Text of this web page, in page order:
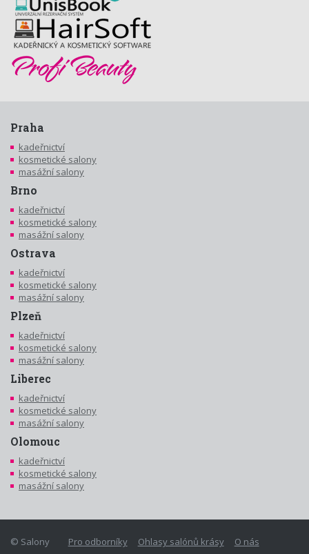
Praha
kadeřnictví
kosmetické salony
masážní salony
Brno
kadeřnictví
kosmetické salony
masážní salony
Ostrava
kadeřnictví
kosmetické salony
masážní salony
Plzeň
kadeřnictví
kosmetické salony
masážní salony
Liberec
kadeřnictví
kosmetické salony
masážní salony
Olomouc
kadeřnictví
kosmetické salony
masážní salony
Pro odborníky Ohlasy salónů krásy O nás
© Salony